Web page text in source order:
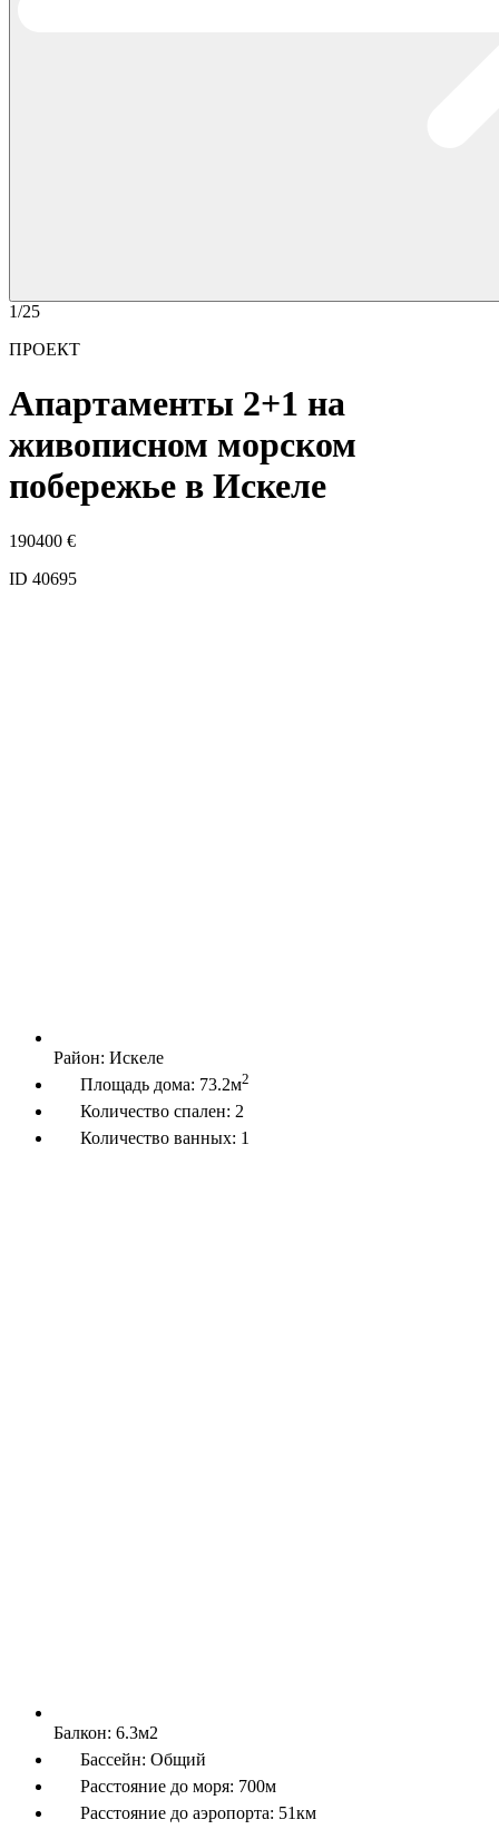
1/25
ПРОЕКТ
Апартаменты 2+1 на
живописном морском
побережье в Искеле
190400 €
ID 40695
Район: Искеле
Площадь дома: 73.2м2
Количество спален: 2
Количество ванных: 1
Балкон: 6.3м2
Бассейн: Общий
Расстояние до моря: 700м
Расстояние до аэропорта: 51км